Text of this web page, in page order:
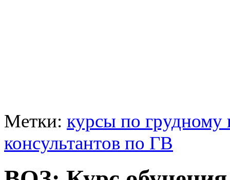
Метки: курсы по грудному
консультантов по ГВ